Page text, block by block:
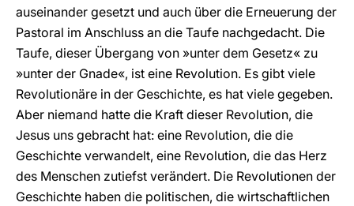
auseinander gesetzt und auch über die Erneuerung der
Pastoral im Anschluss an die Taufe nachgedacht. Die
Taufe, dieser Übergang von »unter dem Gesetz« zu
»unter der Gnade«, ist eine Revolution. Es gibt viele
Revolutionäre in der Geschichte, es hat viele gegeben.
Aber niemand hatte die Kraft dieser Revolution, die
Jesus uns gebracht hat: eine Revolution, die die
Geschichte verwandelt, eine Revolution, die das Herz
des Menschen zutiefst verändert. Die Revolutionen der
Geschichte haben die politischen, die wirtschaftlichen